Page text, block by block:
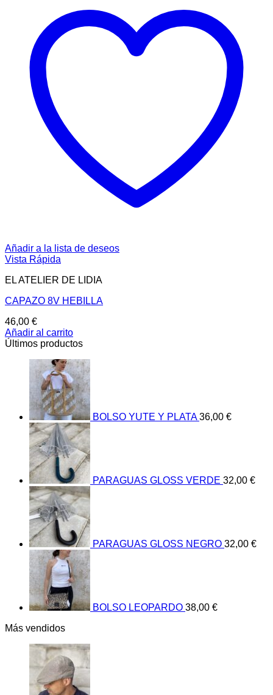
Añadir a la lista de deseos
Vista Rápida
EL ATELIER DE LIDIA
CAPAZO 8V HEBILLA
46,00 €
Añadir al carrito
Últimos productos
BOLSO YUTE Y PLATA 36,00 €
PARAGUAS GLOSS VERDE 32,00 €
PARAGUAS GLOSS NEGRO 32,00 €
BOLSO LEOPARDO 38,00 €
Más vendidos